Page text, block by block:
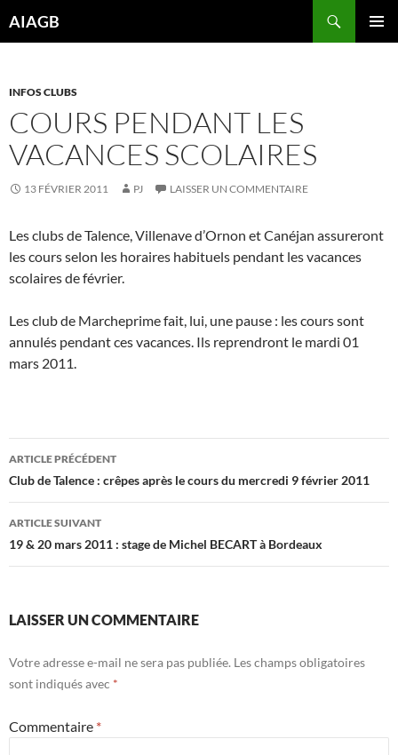
auAIAGB
INFOS CLUBS
COURS PENDANT LES
VACANCES SCOLAIRES
13 FÉVRIER 2011 PJ LAISSER UN COMMENTAIRE
Les clubs de Talence, Villenave d’Ornon et Canéjan assureront
les cours selon les horaires habituels pendant les vacances
scolaires de février.
Les club de Marcheprime fait, lui, une pause : les cours sont
annulés pendant ces vacances. Ils reprendront le mardi 01
mars 2011.
Navigation
des
articles
ARTICLE PRÉCÉDENT
Club de Talence : crêpes après le cours du mercredi 9 février 2011
ARTICLE SUIVANT
19 & 20 mars 2011 : stage de Michel BECART à Bordeaux
LAISSER UN COMMENTAIRE
Votre adresse e-mail ne sera pas publiée. Les champs obligatoires
sont indiqués avec *
Commentaire *